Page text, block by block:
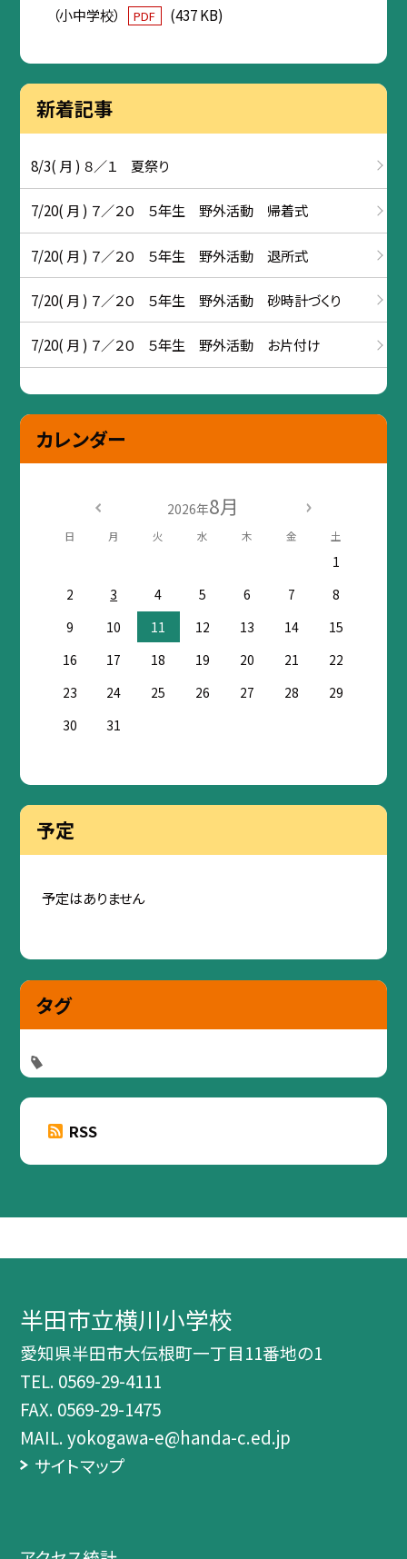
（小中学校）
PDF (437 KB)
新着記事
8/3( 月 ) ８／１ 夏祭り
7/20( 月 ) ７／２０ ５年生 野外活動 帰着式
7/20( 月 ) ７／２０ ５年生 野外活動 退所式
7/20( 月 ) ７／２０ ５年生 野外活動 砂時計づくり
7/20( 月 ) ７／２０ ５年生 野外活動 お片付け
カレンダー
2026年8月
日 月 火 水 木 金 土
1
2
3 4 5 6 7
8
9
10 11 12 13 14
15
16
17 18 19 20 21
22
23
24 25 26 27 28
29
30
31
予定
予定はありません
タグ
RSS
半田市立横川小学校
愛知県半田市大伝根町一丁目11番地の1
TEL. 0569-29-4111
FAX. 0569-29-1475
MAIL. yokogawa-e@handa-c.ed.jp
サイトマップ